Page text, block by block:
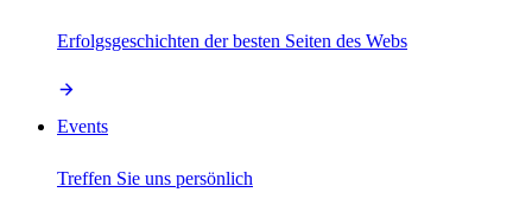
Erfolgsgeschichten der besten Seiten des Webs
Events
Treffen Sie uns persönlich